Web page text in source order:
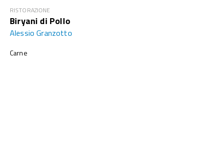
RISTORAZIONE
Biryani di Pollo
Alessio Granzotto
Carne